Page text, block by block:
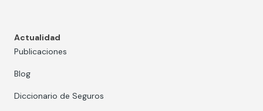
Actualidad
Publicaciones
Blog
Diccionario de Seguros